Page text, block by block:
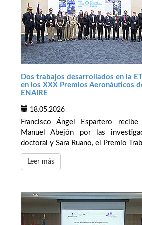
Dos trabajos desarrollados en la
en los XXX Premios Aeronáuticos
ENAIRE
18.05.2026
Francisco Ángel Espartero
Manuel Abejón por las
doctoral y Sara Ruano, el Premio
Leer más